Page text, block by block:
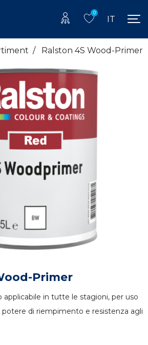
0
IT
/ Ralston 4S Wood-Primer
Primer
applicabile in tutte le stagioni, per uso
di riempimento e resistenza agli